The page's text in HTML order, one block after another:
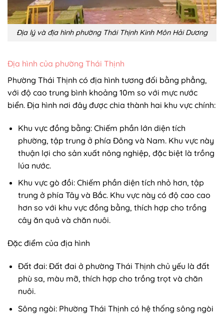
Địa lý và địa hình phường Thái Thịnh Kinh Môn Hải Dương
Địa hình của phường Thái Thịnh
Phường Thái Thịnh có địa hình tương đối bằng phẳng,
với độ cao trung bình khoảng 10m so với mực nước
biển. Địa hình nơi đây được chia thành hai khu vực chính:
Khu vực đồng bằng: Chiếm phần lớn diện tích
phường, tập trung ở phía Đông và Nam. Khu vực này
thuận lợi cho sản xuất nông nghiệp, đặc biệt là trồng
lúa nước.
Khu vực gò đồi: Chiếm phần diện tích nhỏ hơn, tập
trung ở phía Tây và Bắc. Khu vực này có độ cao cao
hơn so với khu vực đồng bằng, thích hợp cho trồng
cây ăn quả và chăn nuôi.
Đặc điểm của địa hình
Đất đai: Đất đai ở phường Thái Thịnh chủ yếu là đất
phù sa, màu mỡ, thích hợp cho trồng trọt và chăn
nuôi.
Sông ngòi: Phường Thái Thịnh có hệ thống sông ngòi